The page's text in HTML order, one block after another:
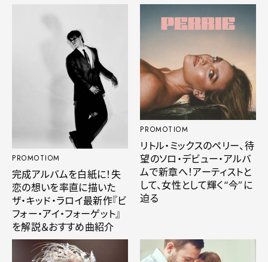
PROMOTIOM
完成アルバムを白紙に！失
恋の想いを率直に描いた
ザ・キッド・ラロイ最新作『ビ
フォー・アイ・フォーゲット』
を解説＆おすすめ曲紹介
PROMOTIOM
リトル・ミックスのペリー、待
望のソロ・デビュー・アルバ
ムで新章へ！アーティストと
して、女性として輝く“今”に
迫る